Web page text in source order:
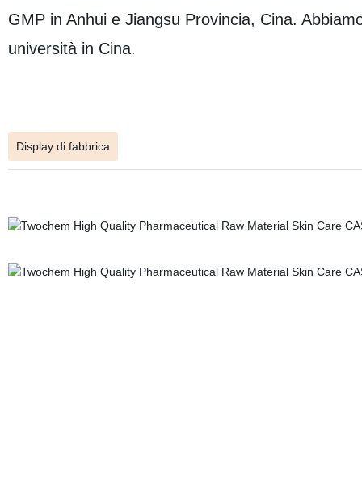
GMP in Anhui e Jiangsu Provincia, Cina.
università in Cina.
Display di fabbrica